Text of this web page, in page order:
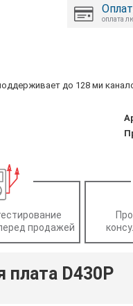
оплата
до 128 ми
продажей
плата D430P